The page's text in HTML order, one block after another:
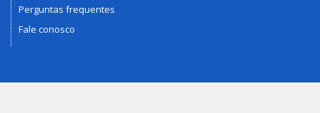
Perguntas frequentes
Fale conosco